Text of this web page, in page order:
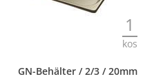
1
kos
GN-Behälter / 2/3 / 20mm